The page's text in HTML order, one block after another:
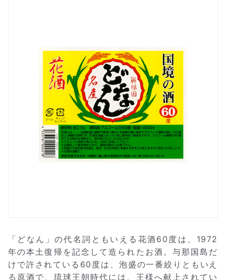
「どなん」の代名詞ともいえる花酒60度は、1972
年の本土復帰を記念して造られたお酒。与那国島だ
けで許されている60度は、泡盛の一番絞りともいえ
る原酒で、琉球王朝時代には、王様へ献上されてい